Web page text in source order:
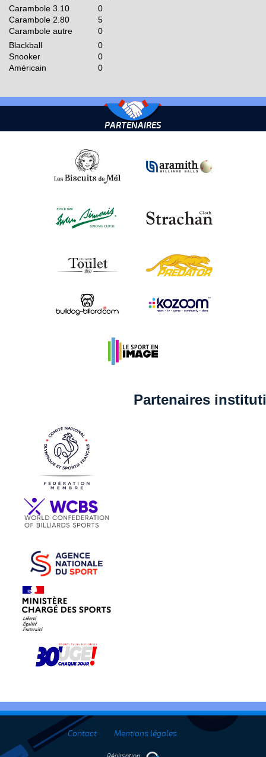
Carambole 3.10
0
Carambole 2.80
5
Carambole autre
0
Blackball
0
Snooker
0
Américain
0
PARTENAIRES
Partenaires
Contact Mentions légales